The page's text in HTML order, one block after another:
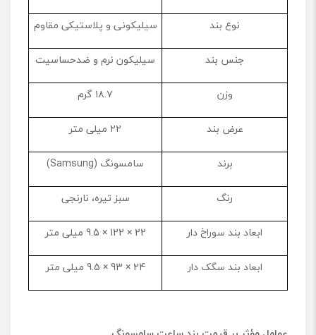
l
i
3
نوع بند
سیلیکونی و پلاستیکی مقاوم
جنس بند
سیلیکون نرم و ضدحساسیت
وزن
۱۸.۷ گرم
عرض بند
۲۲ میلی ‌متر
برند
سامسونگ (Samsung)
رنگ
سبز تیره، نارنجی
ابعاد بند سوراخ دار
22 × 122 × 9.5 میلی متر
ابعاد بند سگک دار
24 × 93 × 9.5 میلی متر